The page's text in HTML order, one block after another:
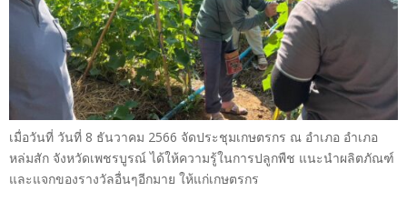
เมื่อวันที่ วันที่ 8 ธันวาคม 2566 จัดประชุมเกษตรกร ณ อำเภอ อำเภอ
หล่มสัก จังหวัดเพชรบูรณ์ ได้ให้ความรู้ในการปลูกพืช แนะนำผลิตภัณฑ์
และแจกของรางวัลอื่นๆอีกมาย ให้แก่เกษตรกร